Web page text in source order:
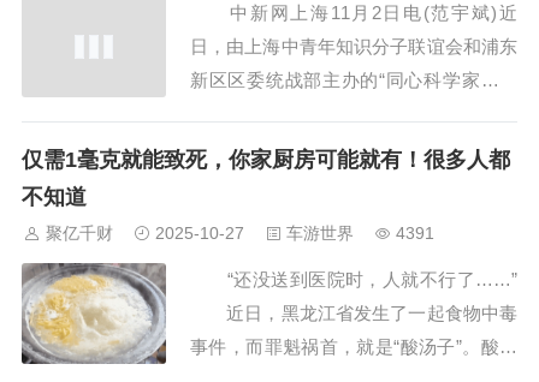
中新网上海11月2日电(范宇斌)近
日，由上海中青年知识分子联谊会和浦东
新区区委统战部主办的“同心科学家企业
业发展专场”在上海市浦东新区张江人工
加活动。 活动现场。 上海市委统战...
仅需1毫克就能致死，你家厨房可能就有！很多人都
不知道
聚亿千财 2025-10-27 车游世界 4391
“还没送到医院时，人就不行了……”
近日，黑龙江省发生了一起食物中毒
事件，而罪魁祸首，就是“酸汤子”。酸汤